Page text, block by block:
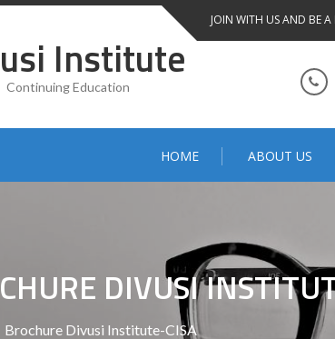
JOIN WITH US AND BE A
Institute
Continuing Education
HOME ABOUT US
DIVUSI
Brochure Divusi Institute-CISA